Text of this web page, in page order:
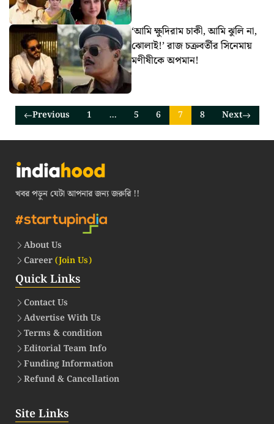
‘আমি ক্ষুদিরাম চাকী, আমি ঝুলি না,
ঝোলাই!’ রাজ চক্রবর্তীর সিনেমায়
মণীষীকে অপমান!
Previous 1 … 5 6 7 8 Next
খবর পড়ুন যেটা আপনার জন্য জরুরি !!
About Us
Career(Join Us)
Quick Links
Contact Us
Advertise With Us
Terms & condition
Editorial Team Info
Funding Information
Refund & Cancellation
Site Links